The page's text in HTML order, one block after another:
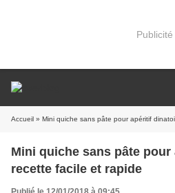
Publicité
Accueil » Mini quiche sans pâte pour apéritif
Mini quiche sans pâte
recette facile et rapide